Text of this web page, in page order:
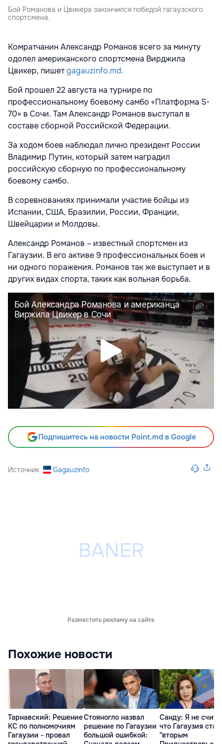
Бой Романова и Цвикера закончился победой гагаузского
спортсмена.
Комратчанин Александр Романов всего за минуту
одолел американского спортсмена Вирджила
Цвикер, пишетgagauzinfo.md.
Бой прошел 22 августа на турнире по
профессиональному боевому самбо «Платформа S-
70» в Сочи. Там Александр Романов выступал в
составе сборной Российской Федерации.
За ходом боев наблюдал лично президент России
Владимир Путин, который затем наградил
российскую сборную по профессиональному
боевому самбо.
В соревнованиях принимали участие бойцы из
Испании, США, Бразилии, России, Франции,
Швейцарии и Молдовы.
Александр Романов – известный спортсмен из
Гагаузии. В его активе 9 профессиональных боев и
ни одного поражения. Романов так же выступает и в
других видах спорта, таких как вольная борьба.
Подпишитесь на новости Point.md в Google
Источник Gagauzinfo
Разместить рекламу на сайте
Похожие новости
Тарнавский: Решение
КС по полномочиям
Гагаузии - провал
Стояногло назвал
решение по Гагаузии
большой ошибкой:
Санду: Я не
что Гагаузия
"вторым